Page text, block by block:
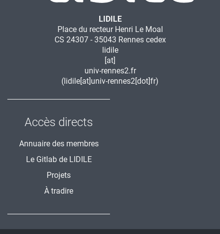
LIDILE
Place du recteur Henri Le Moal
CS 24307 - 35043 Rennes cedex
lidile
[at]
univ-rennes2.fr
(lidile[at]univ-rennes2[dot]fr)
Accès directs
Annuaire des membres
Le Gitlab de LIDILE
Projets
À tradire